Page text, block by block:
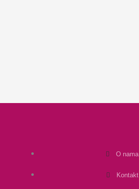
O nama
Kontakt